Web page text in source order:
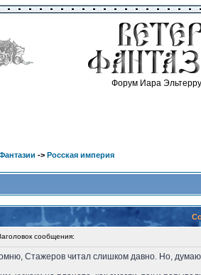
Форум Иара
-> Росская империя
сообщения:
Стажеров читал слишком давно. Но,